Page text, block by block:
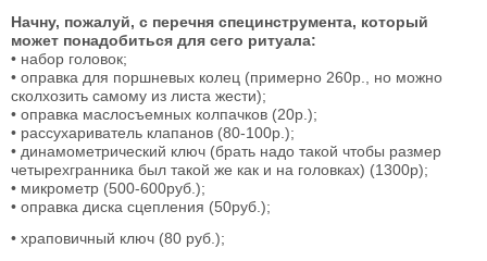
Начну, пожалуй, с перечня специнструмента, который
может понадобиться для сего ритуала:
• набор головок;
• оправка для поршневых колец (примерно 260р., но можно
сколхозить самому из листа жести);
• оправка маслосъемных колпачков (20р.);
• рассухариватель клапанов (80-100р.);
• динамометрический ключ (брать надо такой чтобы размер
четырехгранника был такой же как и на головках) (1300р);
• микрометр (500-600руб.);
• оправка диска сцепления (50руб.);
• храповичный ключ (80 руб.);